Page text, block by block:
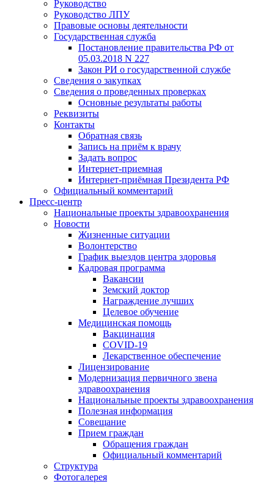
Руководство
Руководство ЛПУ
Правовые основы деятельности
Государственная служба
Постановление правительства РФ от
05.03.2018 N 227
Закон РИ о государственной службе
Сведения о закупках
Сведения о проведенных проверках
Основные результаты работы
Реквизиты
Контакты
Обратная связь
Запись на приём к врачу
Задать вопрос
Интернет-приемная
Интернет-приёмная Президента РФ
Официальный комментарий
Пресс-центр
Национальные проекты здравоохранения
Новости
Жизненные ситуации
Волонтерство
График выездов центра здоровья
Кадровая программа
Вакансии
Земский доктор
Награждение лучших
Целевое обучение
Медицинская помощь
Вакцинация
COVID-19
Лекарственное обеспечение
Лицензирование
Модернизация первичного звена
здравоохранения
Национальные проекты здравоохранения
Полезная информация
Совещание
Прием граждан
Обращения граждан
Официальный комментарий
Структура
Фотогалерея